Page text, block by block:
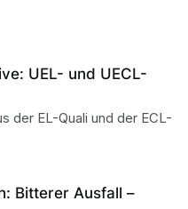
UEL- und UECL-
der EL-Quali und der ECL-
Bitterer Ausfall –